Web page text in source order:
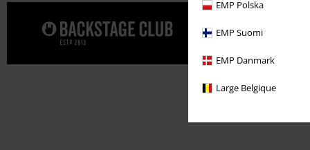
EMP Polska
EMP Suomi
EMP Danmark
Large Belgique
Una